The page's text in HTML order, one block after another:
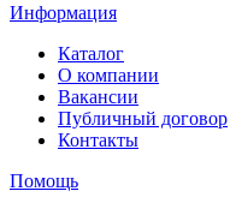
Информация
Каталог
О компании
Вакансии
Публичный договор
Контакты
Помощь